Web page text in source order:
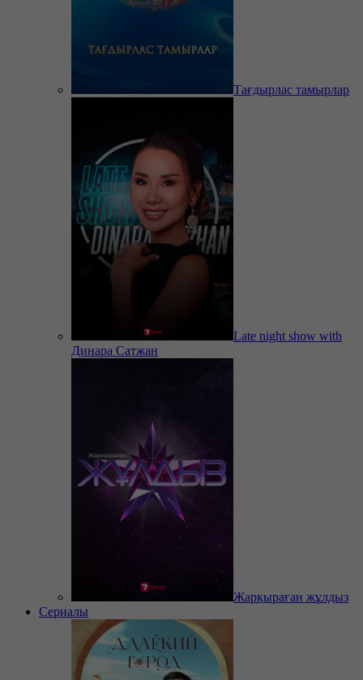
Тағдырлас тамырлар
Late night show with
Динара Сатжан
Жарқыраған жұлдыз
Сериалы